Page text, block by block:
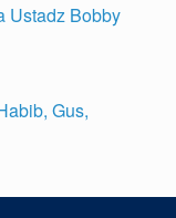
Ustadz Bobby
Gus,